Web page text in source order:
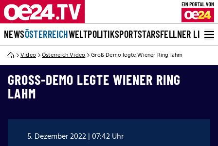
NEWSÖSTERREICHWELTPOLITIKSPORTSTARSFELLNER LIVE
Video Österreich Video Groß-Demo legte Wiener Ring lahm
GROSS-DEMO LEGTE WIENER RING L
AHM
5. Dezember 2022 | 07:42 Uhr